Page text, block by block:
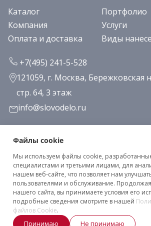
Каталог
Портфолио
Компания
Услуги
Оплата и доставка
Виды
+7(495) 241-5-528
121059, г. Москва, Бережковская
стр. 64, 3 этаж
info@slovodelo.ru
Заказать звонок
Подписаться на рассылку
Клиентское соглашение
Политика конфиденциальности
2026 © «Словодело». Все права защищены
Файлы cookie
Мы используем файлы cookie,
специалистами и третьими лицами, для
нашем веб-сайте, что позволяет нам
пользователями и обслуживание.
нашего сайта, вы принимаете условия его
подробные сведения смотрите в нашей
файлов Cookie.
Принимаю Не принимаю